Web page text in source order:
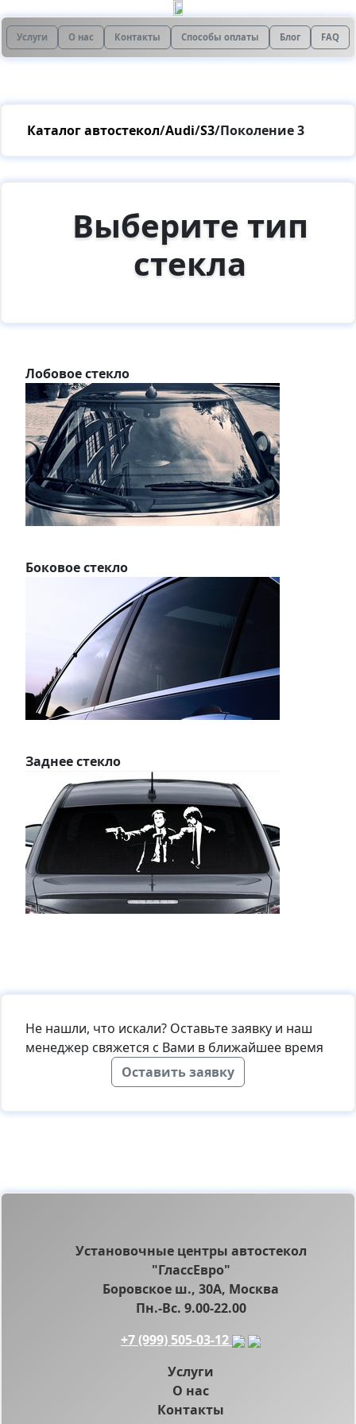
Услуги О нас Контакты Способы оплаты Блог FAQ
Каталог автостекол/Audi/S3/Поколение 3
Выберите тип
стекла
Лобовое стекло
Боковое стекло
Заднее стекло
Не нашли, что искали? Оставьте заявку и наш
менеджер свяжется с Вами в ближайшее время
Оставить заявку
Установочные центры автостекол
"ГлассЕвро"
Боровское ш., 30А, Москва
Пн.-Вс. 9.00-22.00
+7 (999) 505-03-12
Услуги
О нас
Контакты